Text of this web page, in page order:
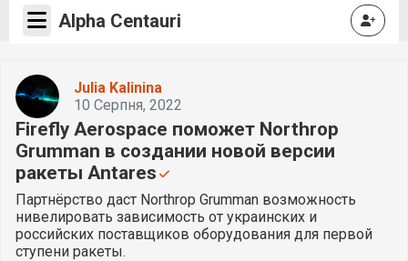
Alpha Centauri
Julia Kalinina
10 Серпня, 2022
Firefly Aerospace поможет Northrop
Grumman в создании новой версии
ракеты Antares
Партнёрство даст Northrop Grumman возможность
нивелировать зависимость от украинских и
российских поставщиков оборудования для первой
ступени ракеты.